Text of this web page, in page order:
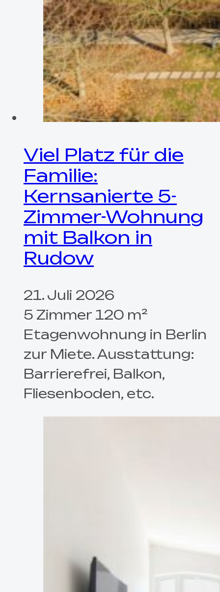
Viel Platz für die
Familie:
Kernsanierte 5-
Zimmer-Wohnung
mit Balkon in
Rudow
21. Juli 2026
5 Zimmer 120 m²
Etagenwohnung in Berlin
zur Miete. Ausstattung:
Barrierefrei, Balkon,
Fliesenboden, etc.